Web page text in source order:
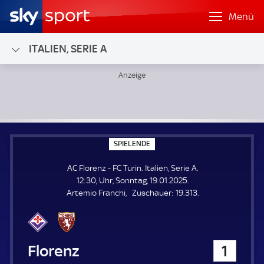
Menü
ITALIEN, SERIE A
SPIELENDE
P
E
L
E
N
AC Florenz - FC Turin. Italien, Serie A.
12:30, Uhr, Sonntag, 19.01.2025.
Artemio Franchi
Zuschauer: Z
19.313.
AC Florenz 1